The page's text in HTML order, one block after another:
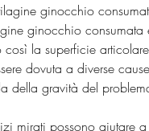
ginocchio
ginocchio
la superficie
dovuta a diverse
della gravità del
mirati possono aiutare